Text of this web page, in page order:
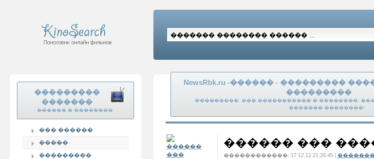
���������
�������
������ � ��������
��� ������
�����
���������
NewsRbk.ru -������ - ���������
���������
���������, ��� ����������� � ��������,
������� ��������!
������ ���
������������: 17.12.12 21:26:45 |